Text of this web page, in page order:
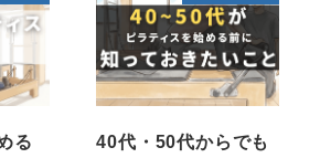
る
40代・50代からでも